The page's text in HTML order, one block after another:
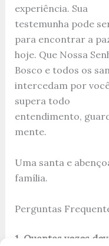
experiência. Sua
testemunha pode
para encontrar a
hoje. Que Nossa
Bosco e todos os
intercedam por
supera todo
entendimento,
mente.
Uma santa e
família.
Perguntas
1. Quantas vezes